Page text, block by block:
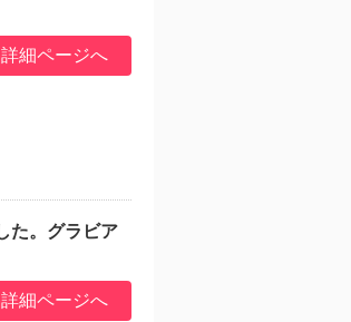
細ページへ
た。グラビア
細ページへ